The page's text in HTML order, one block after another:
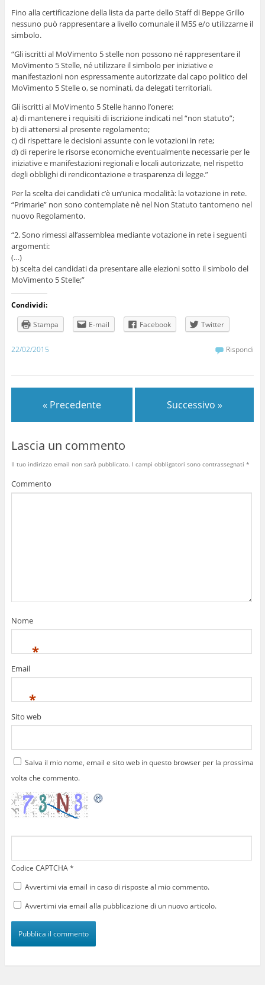
Fino alla certificazione della lista da parte dello Staff di Beppe Grillo
nessuno può rappresentare a livello comunale il M5S e/o utilizzarne il
simbolo.
“Gli iscritti al MoVimento 5 stelle non possono né rappresentare il
MoVimento 5 Stelle, né utilizzare il simbolo per iniziative e
manifestazioni non espressamente autorizzate dal capo politico del
MoVimento 5 Stelle o, se nominati, da delegati territoriali.
Gli iscritti al MoVimento 5 Stelle hanno l’onere:
a) di mantenere i requisiti di iscrizione indicati nel “non statuto”;
b) di attenersi al presente regolamento;
c) di rispettare le decisioni assunte con le votazioni in rete;
d) di reperire le risorse economiche eventualmente necessarie per le
iniziative e manifestazioni regionali e locali autorizzate, nel rispetto
degli obblighi di rendicontazione e trasparenza di legge.”
Per la scelta dei candidati c’è un’unica modalità: la votazione in rete.
“Primarie” non sono contemplate nè nel Non Statuto tantomeno nel
nuovo Regolamento.
“2. Sono rimessi all’assemblea mediante votazione in rete i seguenti
argomenti:
(…)
b) scelta dei candidati da presentare alle elezioni sotto il simbolo del
MoVimento 5 Stelle;”
Condividi:
Stampa
E-mail Facebook Twitter
22/02/2015 Rispondi
« Precedente Successivo »
Lascia un commento
Il tuo indirizzo email non sarà pubblicato. I campi obbligatori sono contrassegnati *
Commento
Nome
*
Email
*
Sito web
Salva il mio nome, email e sito web in questo browser per la prossima
volta che commento.
Codice CAPTCHA*
Avvertimi via email in caso di risposte al mio commento.
Avvertimi via email alla pubblicazione di un nuovo articolo.